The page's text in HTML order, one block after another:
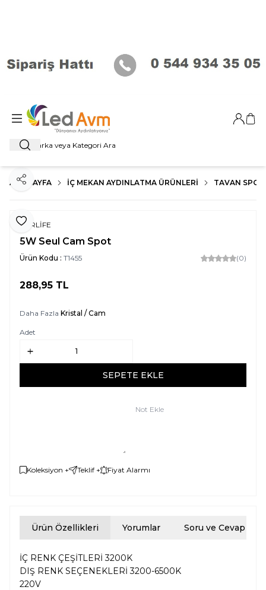
Ara
Giriş
ANA SAYFA İÇ MEKAN AYDINLATMA ÜRÜNLERI TAVAN SPOT
Favoriye Ekle
Paylaş
FORLİFE
5W Seul Cam Spot
Ürün Kodu : T1455 (0)
288,95 TL
Daha Fazla Kristal / Cam
Adet
SEPETE EKLE
Not Ekle
Koleksiyon + Teklif + Fiyat Alarmı
Ürün Özellikleri Yorumlar Soru ve Cevap
İÇ RENK ÇEŞİTLERİ 3200K
DIŞ RENK SEÇENEKLERİ 3200-6500K
220V